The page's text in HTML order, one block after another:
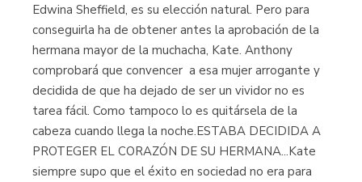
Edwina Sheffield, es su elección natural. Pero para
conseguirla ha de obtener antes la aprobación de la
hermana mayor de la muchacha, Kate. Anthony
comprobará que convencer a esa mujer arrogante y
decidida de que ha dejado de ser un vividor no es
tarea fácil. Como tampoco lo es quitársela de la
cabeza cuando llega la noche.ESTABA DECIDIDA A
PROTEGER EL CORAZÓN DE SU HERMANA...Kate
siempre supo que el éxito en sociedad no era para